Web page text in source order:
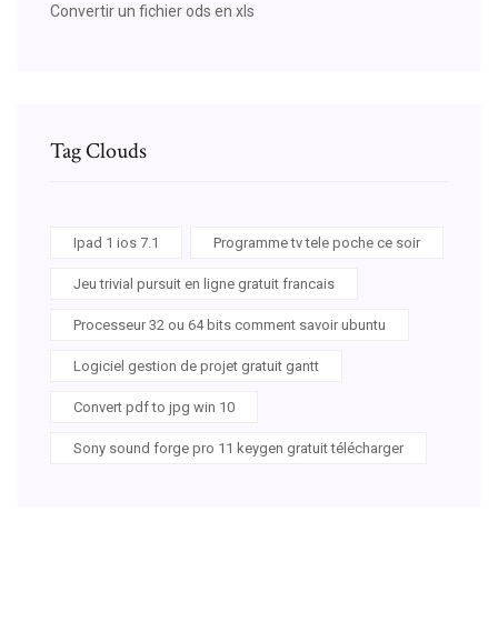
Convertir un fichier ods en xls
Tag Clouds
Ipad 1 ios 7.1 Programme tv tele poche ce soir
Jeu trivial pursuit en ligne gratuit francais
Processeur 32 ou 64 bits comment savoir ubuntu
Logiciel gestion de projet gratuit gantt
Convert pdf to jpg win 10
Sony sound forge pro 11 keygen gratuit télécharger